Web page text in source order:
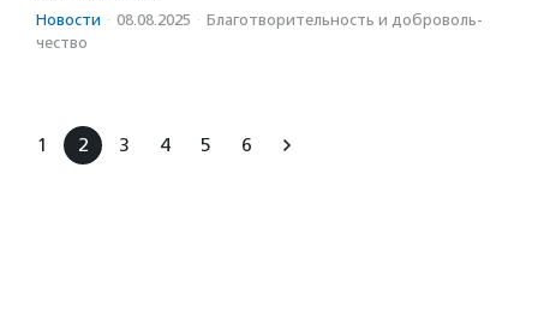
Новости · 08.08.2025 · Благотвори­тель­ность и доброволь­
чест­во
1 2 3 4 5 6